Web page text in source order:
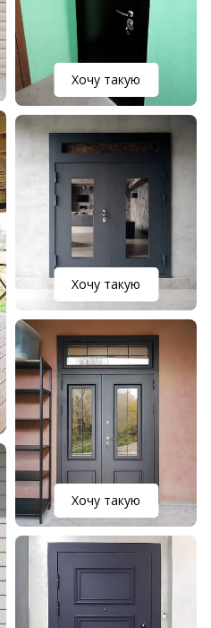
Хочу такую
Хочу такую
Хочу такую